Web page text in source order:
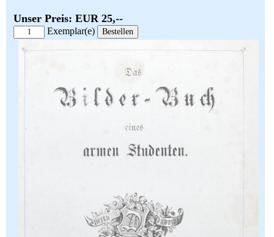
Links
Impressum
Unser Preis: EUR 25,--
Exemplar(e)